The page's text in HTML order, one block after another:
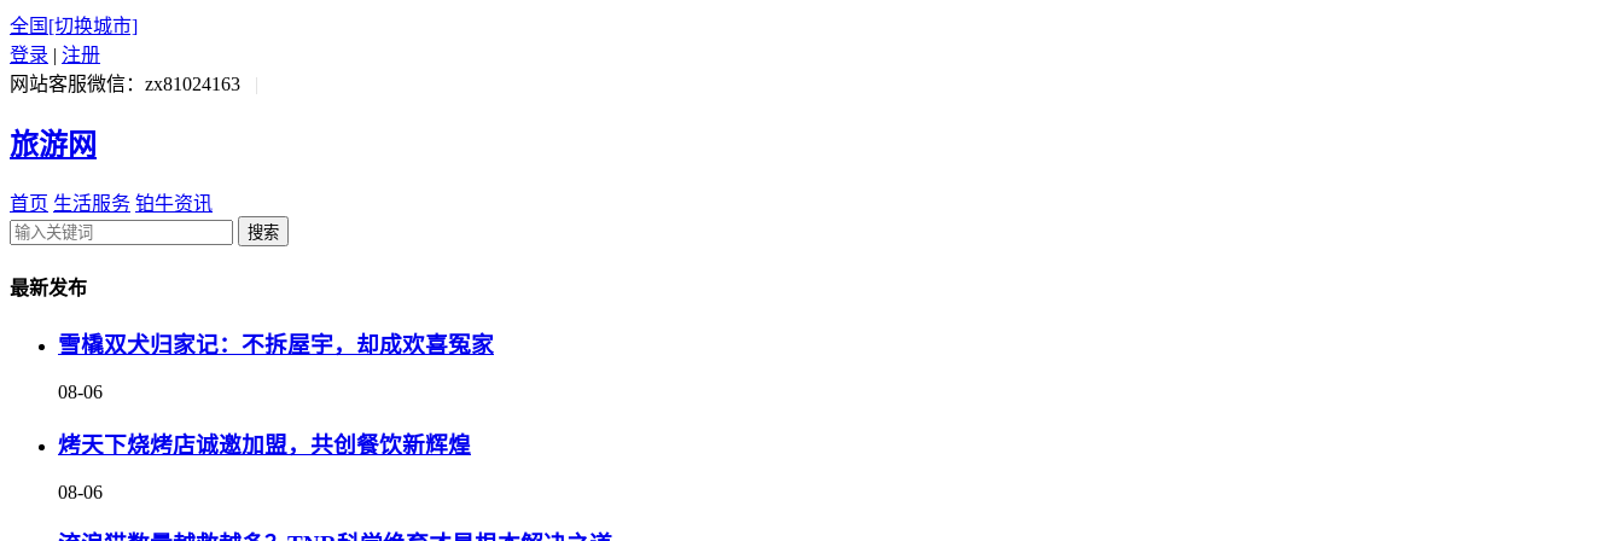
全国 [切换城市]
登录 | 注册
网站客服微信：zx81024163
|
旅游网
首页 生活服务 铂牛资讯
搜索
最新发布
雪橇双犬归家记：不拆屋宇，却成欢喜冤家
08-06
烤天下烧烤店诚邀加盟，共创餐饮新辉煌
08-06